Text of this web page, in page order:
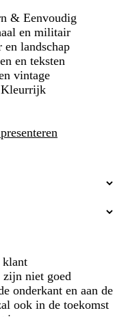
& Eenvoudig
en militair
en landschap
en teksten
vintage
klant
zijn niet goed
onderkant en aan de
ook in de toekomst